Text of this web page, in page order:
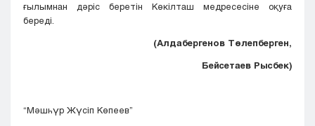
ғылымнан дәріс беретін Көкілташ медресесіне оқуға
береді.
(Алдабергенов Төлепберген,
Бейсетаев Рысбек)
“Мәшһүр Жүсіп Көпеев”